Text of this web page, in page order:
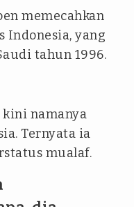
memecahkan
Indonesia, yang
tahun 1996.
kini namanya
Ternyata ia
mualaf.